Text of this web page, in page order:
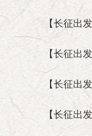
【长征出
【长征
【长征
【长征